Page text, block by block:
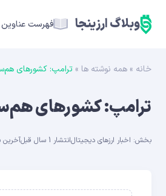
وبلاگ ارزینجا فهرست عناوین
خانه » همه نوشته ها » ترامپ: کشورهای هم‌سو با
ترامپ: کشورهای هم‌سو با بریکس
بخش: اخبار ارزهای دیجیتالانتشار 1 سال قبل آخرین